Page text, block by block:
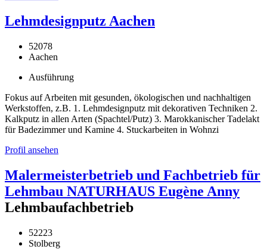
Lehmdesignputz Aachen
52078
Aachen
Ausführung
Fokus auf Arbeiten mit gesunden, ökologischen und nachhaltigen
Werkstoffen, z.B. 1. Lehmdesignputz mit dekorativen Techniken 2.
Kalkputz in allen Arten (Spachtel/Putz) 3. Marokkanischer Tadelakt
für Badezimmer und Kamine 4. Stuckarbeiten in Wohnzi
Profil ansehen
Malermeisterbetrieb und Fachbetrieb für
Lehmbau NATURHAUS Eugène Anny
Lehmbaufachbetrieb
52223
Stolberg